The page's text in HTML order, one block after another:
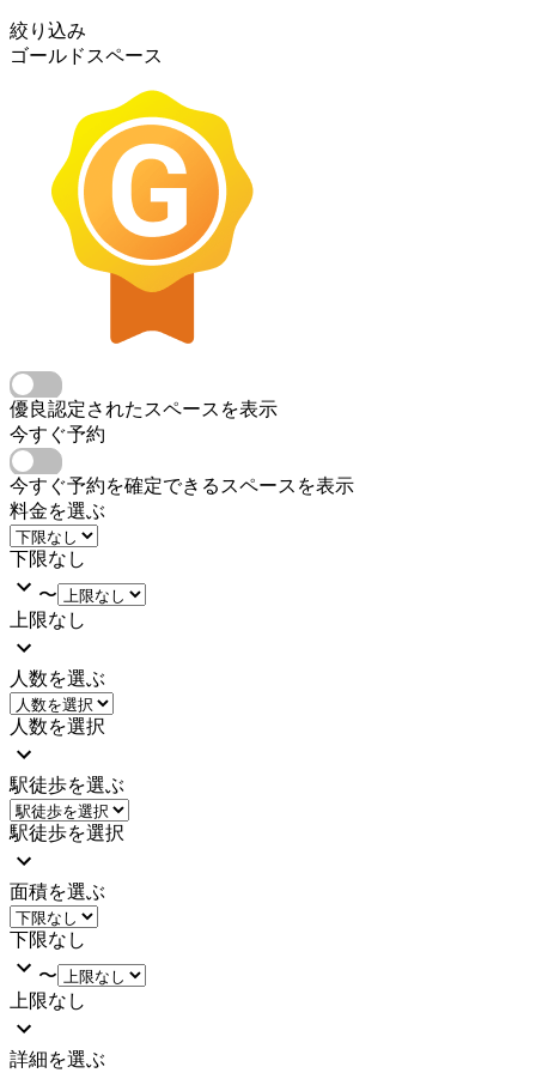
絞り込み
ゴールドスペース
優良認定されたスペースを表示
今すぐ予約
今すぐ予約を確定できるスペースを表示
料金を選ぶ
下限なし
〜
上限なし
人数を選ぶ
人数を選択
駅徒歩を選ぶ
駅徒歩を選択
面積を選ぶ
下限なし
〜
上限なし
詳細を選ぶ